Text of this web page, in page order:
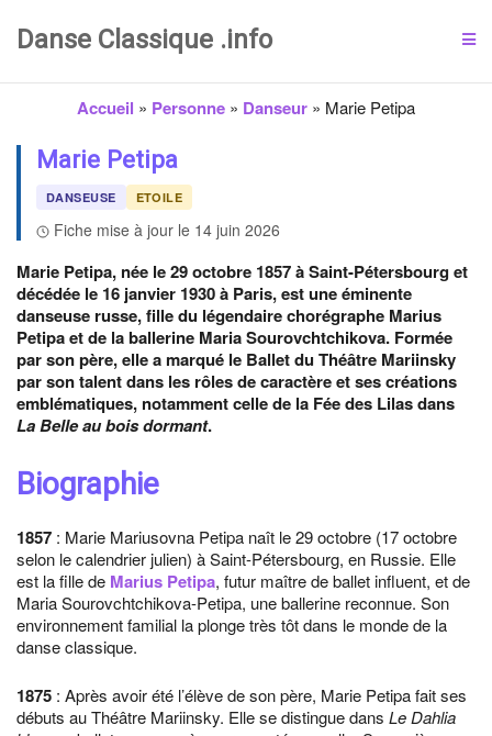
Danse Classique .info
Accueil » Personne » Danseur » Marie Petipa
Marie Petipa
DANSEUSE ETOILE
Fiche mise à jour le 14 juin 2026
Marie Petipa, née le 29 octobre 1857 à Saint-Pétersbourg et
décédée le 16 janvier 1930 à Paris, est une éminente
danseuse russe, fille du légendaire chorégraphe Marius
Petipa et de la ballerine Maria Sourovchtchikova. Formée
par son père, elle a marqué le Ballet du Théâtre Mariinsky
par son talent dans les rôles de caractère et ses créations
emblématiques, notamment celle de la Fée des Lilas dans
La Belle au bois dormant.
Biographie
1857 : Marie Mariusovna Petipa naît le 29 octobre (17 octobre
selon le calendrier julien) à Saint-Pétersbourg, en Russie. Elle
est la fille de Marius Petipa, futur maître de ballet influent, et de
Maria Sourovchtchikova-Petipa, une ballerine reconnue. Son
environnement familial la plonge très tôt dans le monde de la
danse classique.
1875 : Après avoir été l’élève de son père, Marie Petipa fait ses
débuts au Théâtre Mariinsky. Elle se distingue dans Le Dahlia